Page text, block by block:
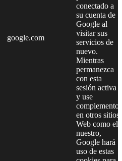
google.com
conectado a
su cuenta de
Google al
visitar sus
servicios de
nuevo.
Mientras
permanezca
con esta
sesión activa
y use
complementos
en otros sitios
Web como el
nuestro,
Google hará
uso de estas